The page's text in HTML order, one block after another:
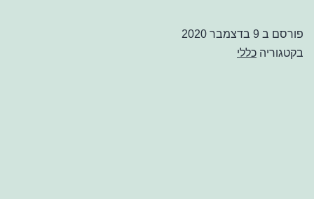
פורסם ב 9 בדצמבר 2020
בקטגוריה כללי